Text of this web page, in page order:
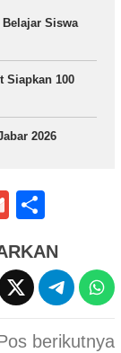
Siswa
Siapkan 100
2026
Gmail
berikutnya